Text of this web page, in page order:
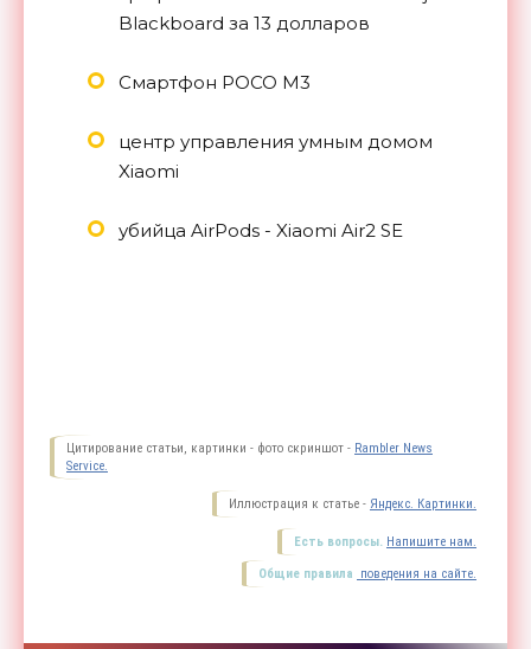
Blackboard за 13 долларов
Смартфон POCO M3
центр управления умным домом
Xiaomi
убийца AirPods - Xiaomi Air2 SE
Цитирование статьи, картинки - фото скриншот - Rambler News
Service.
Иллюстрация к статье - Яндекс. Картинки.
Есть вопросы. Напишите нам.
Общие правила поведения на сайте.